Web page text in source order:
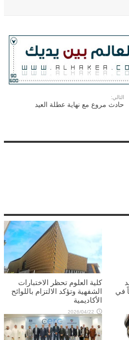
التالي:
حادث مروع مع نهاية عطلة العيد
في
كلية العلوم تحظر الاختبارات
الشفهية وتؤكد الالتزام باللوائح
الأكاديمية
2026/04/22